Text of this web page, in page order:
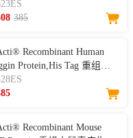
体）
385
Recombinant Human
Protein,His Tag 重组人
蛋白
Recombinant Mouse